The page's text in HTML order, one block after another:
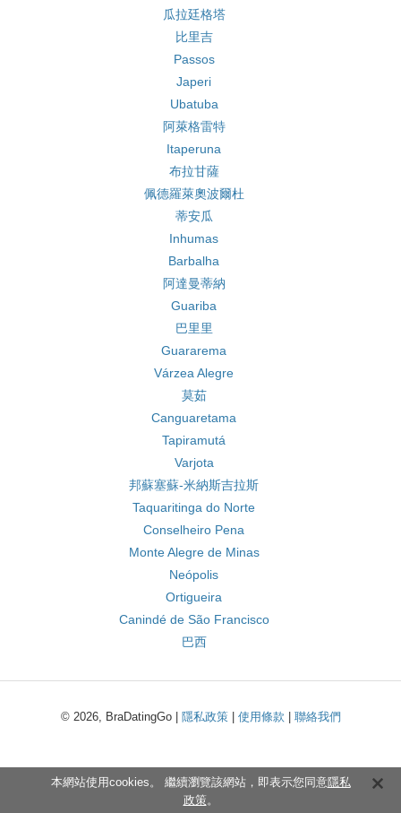
瓜拉廷格塔
比里吉
Passos
Japeri
Ubatuba
阿萊格雷特
Itaperuna
布拉甘薩
佩德羅萊奧波爾杜
蒂安瓜
Inhumas
Barbalha
阿達曼蒂納
Guariba
巴里里
Guararema
Várzea Alegre
莫茹
Canguaretama
Tapiramutá
Varjota
邦蘇塞蘇-米納斯吉拉斯
Taquaritinga do Norte
Conselheiro Pena
Monte Alegre de Minas
Neópolis
Ortigueira
Canindé de São Francisco
巴西
© 2026, BraDatingGo | 隱私政策| 使用條款 聯絡我們
本網站使用cookies。 繼續瀏覽該網站，即表示您同意隱私
政策。